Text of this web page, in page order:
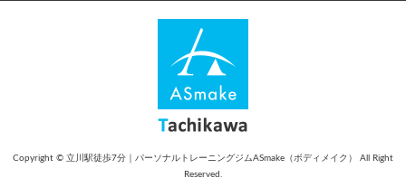
Copyright © 立川駅徒歩7分｜パーソナルトレーニングジムASmake（ボディメイク） All Right
Reserved.